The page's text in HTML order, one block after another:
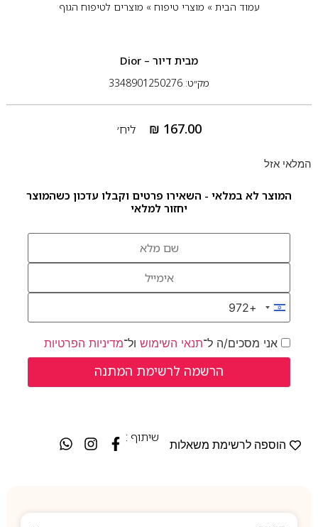
עמוד הבית» מוצרי טיפוח» מוצרים לטיפוח הגוף
מבית דיור – Dior
מק״ט: 3348901250276
₪ 167.00 ליח׳
המלאי אזל
המוצר לא במלאי - השאירו פרטים וקבלו עדכון כשהמוצר
יחזור למלאי
Israel +972
+972
אני מסכים/ה ל־תנאי השימושול־מדיניות הפרטיות
הוספה לרשימת משאלות
שיתוף :